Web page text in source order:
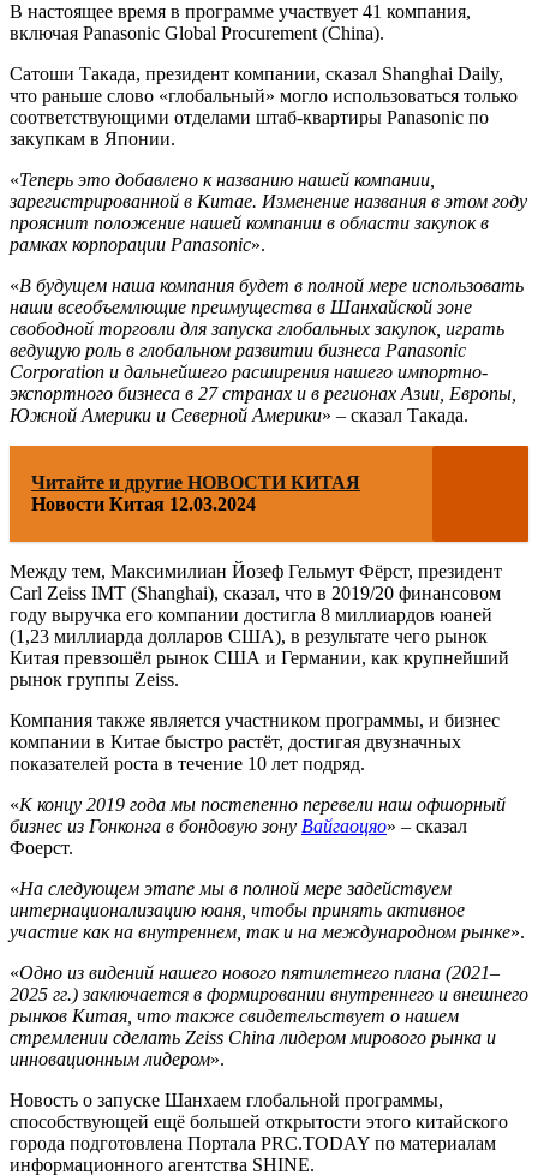
В настоящее время в программе участвует 41 компания,
включая Panasonic Global Procurement (China).
Сатоши Такада, президент компании, сказал Shanghai Daily,
что раньше слово «глобальный» могло использоваться только
соответствующими отделами штаб-квартиры Panasonic по
закупкам в Японии.
«Теперь это добавлено к названию нашей компании,
зарегистрированной в Китае. Изменение названия в этом году
прояснит положение нашей компании в области закупок в
рамках корпорации Panasonic».
«В будущем наша компания будет в полной мере использовать
наши всеобъемлющие преимущества в Шанхайской зоне
свободной торговли для запуска глобальных закупок, играть
ведущую роль в глобальном развитии бизнеса Panasonic
Corporation и дальнейшего расширения нашего импортно-
экспортного бизнеса в 27 странах и в регионах Азии, Европы,
Южной Америки и Северной Америки» – сказал Такада.
Читайте и другие НОВОСТИ КИТАЯ
Новости Китая 12.03.2024
Между тем, Максимилиан Йозеф Гельмут Фёрст, президент
Carl Zeiss IMT (Shanghai), сказал, что в 2019/20 финансовом
году выручка его компании достигла 8 миллиардов юаней
(1,23 миллиарда долларов США), в результате чего рынок
Китая превзошёл рынок США и Германии, как крупнейший
рынок группы Zeiss.
Компания также является участником программы, и бизнес
компании в Китае быстро растёт, достигая двузначных
показателей роста в течение 10 лет подряд.
«К концу 2019 года мы постепенно перевели наш офшорный
бизнес из Гонконга в бондовую зону Вайгаоцяо» – сказал
Фоерст.
«На следующем этапе мы в полной мере задействуем
интернационализацию юаня, чтобы принять активное
участие как на внутреннем, так и на международном рынке».
«Одно из видений нашего нового пятилетнего плана (2021–
2025 гг.) заключается в формировании внутреннего и внешнего
рынков Китая, что также свидетельствует о нашем
стремлении сделать Zeiss China лидером мирового рынка и
инновационным лидером».
Новость о запуске Шанхаем глобальной программы,
способствующей ещё большей открытости этого китайского
города подготовлена Портала PRC.TODAY по материалам
информационного агентства SHINE.